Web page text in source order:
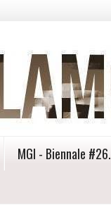
MGI - Biennale #26.